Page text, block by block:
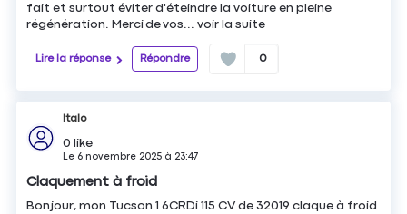
fait et surtout éviter d'éteindre la voiture en pleine
régénération. Merci de vos...voir la suite
Lire la réponse Répondre 0
ltalo
0 like
Le 6 novembre 2025 à 23:47
Claquement à froid
Bonjour, mon Tucson 1 6CRDi 115 CV de 32019 claque à froid